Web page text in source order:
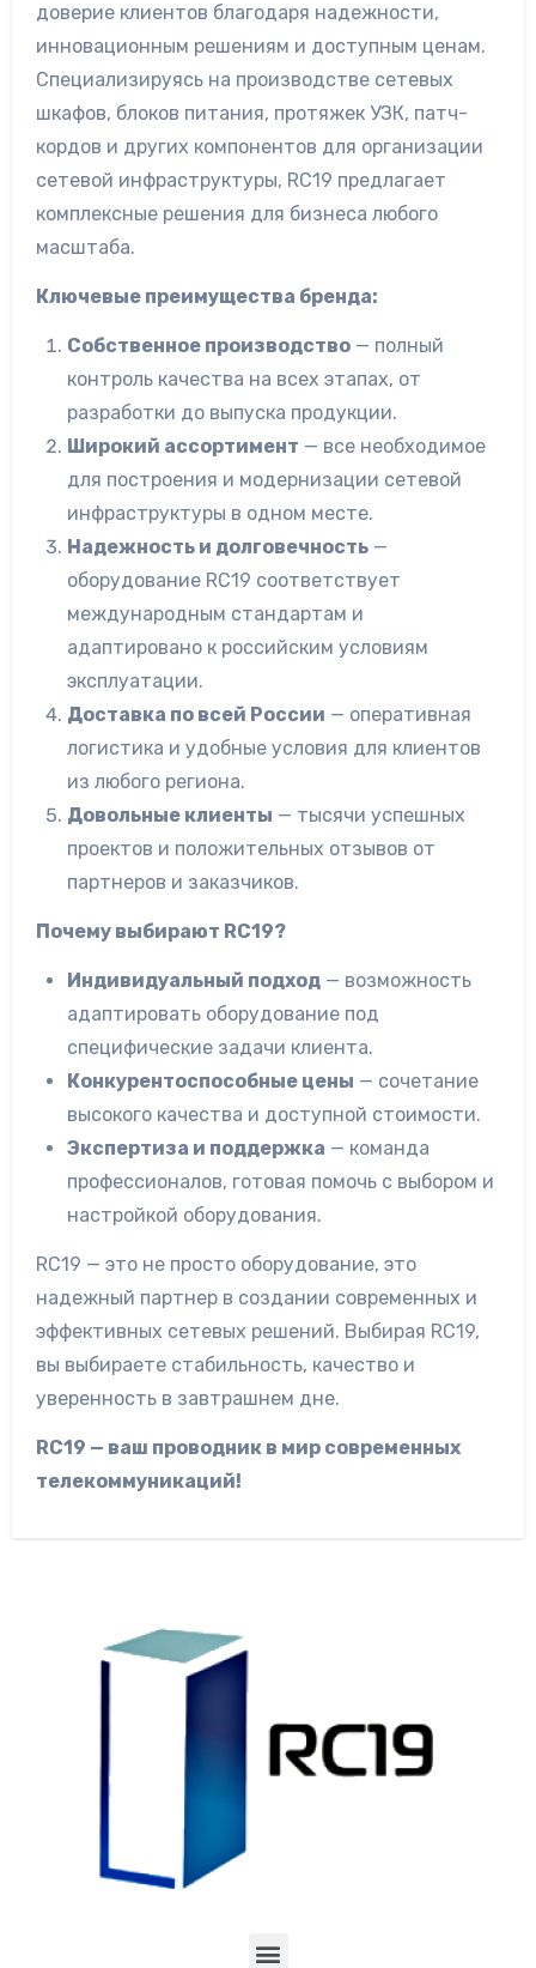
доверие клиентов благодаря надежности,
инновационным решениям и доступным ценам.
Специализируясь на производстве сетевых
шкафов, блоков питания, протяжек УЗК, патч-
кордов и других компонентов для организации
сетевой инфраструктуры, RC19 предлагает
комплексные решения для бизнеса любого
масштаба.
Ключевые преимущества бренда:
Собственное производство— полный
контроль качества на всех этапах, от
разработки до выпуска продукции.
Широкий ассортимент — все необходимое
для построения и модернизации сетевой
инфраструктуры в одном месте.
Надежность и долговечность—
оборудование RC19 соответствует
международным стандартам и
адаптировано к российским условиям
эксплуатации.
Доставка по всей России — оперативная
логистика и удобные условия для клиентов
из любого региона.
Довольные клиенты — тысячи успешных
проектов и положительных отзывов от
партнеров и заказчиков.
Почему выбирают RC19?
Индивидуальный подход— возможность
адаптировать оборудование под
специфические задачи клиента.
Конкурентоспособные цены — сочетание
высокого качества и доступной стоимости.
Экспертиза и поддержка — команда
профессионалов, готовая помочь с выбором и
настройкой оборудования.
RC19 — это не просто оборудование, это
надежный партнер в создании современных и
эффективных сетевых решений. Выбирая RC19,
вы выбираете стабильность, качество и
уверенность в завтрашнем дне.
RC19 — ваш проводник в мир современных
телекоммуникаций!